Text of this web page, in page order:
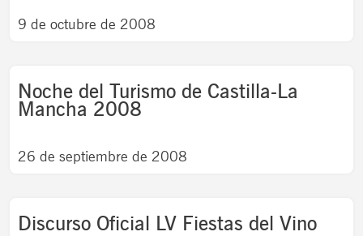
9 de octubre de 2008
Noche del Turismo de Castilla-La
Mancha 2008
26 de septiembre de 2008
Discurso Oficial LV Fiestas del Vino